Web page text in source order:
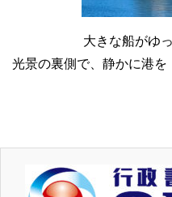
大きな船がゆっくり
光景の裏側で、静かに港を